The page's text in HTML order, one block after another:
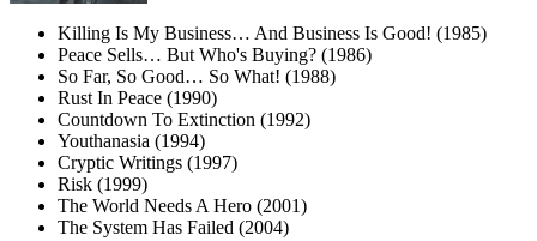
Killing Is My Business… And Business Is Good! (1985)
Peace Sells… But Who's Buying? (1986)
So Far, So Good… So What! (1988)
Rust In Peace (1990)
Countdown To Extinction (1992)
Youthanasia (1994)
Cryptic Writings (1997)
Risk (1999)
The World Needs A Hero (2001)
The System Has Failed (2004)